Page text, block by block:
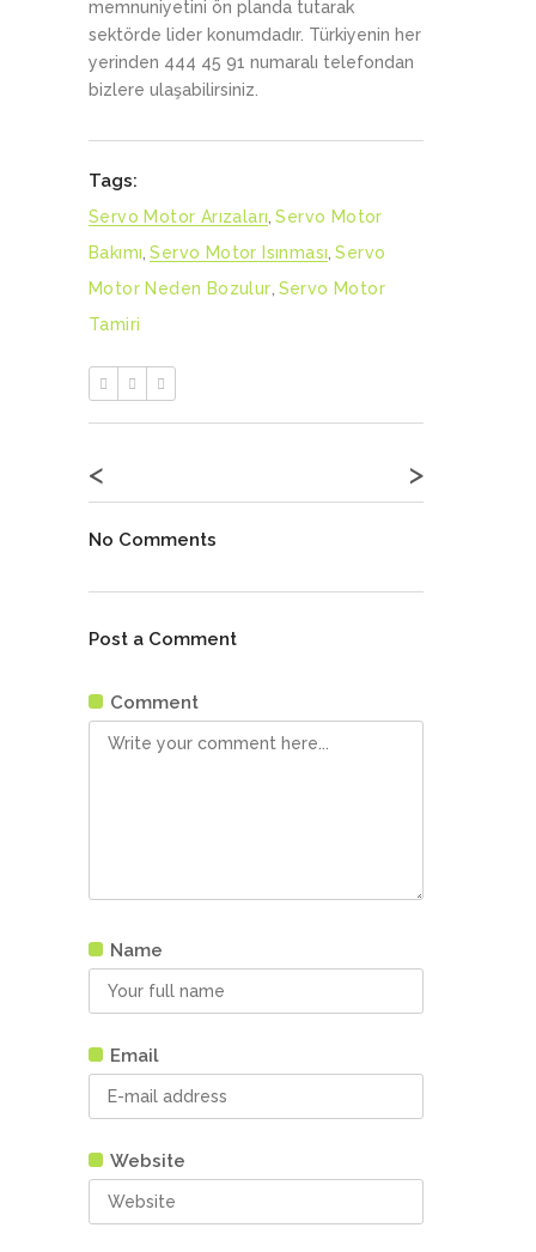
memnuniyetini ön planda tutarak
sektörde lider konumdadır. Türkiyenin her
yerinden 444 45 91 numaralı telefondan
bizlere ulaşabilirsiniz.
Tags:
Servo Motor Arızaları Servo Motor
Bakımı Servo Motor Isınması Servo
Motor Neden Bozulur Servo Motor
Tamiri
< >
No Comments
Post a Comment
Comment
Name
Email
Website